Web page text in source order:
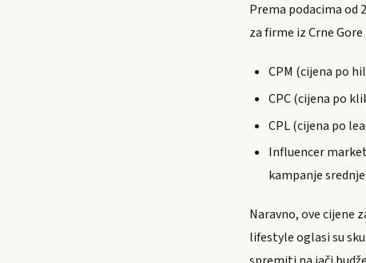
Prema podacima od
za firme iz Crne
CPM (cijena po
CPC (cijena po
CPL (cijena po
Influencer
kampanje
Naravno, ove cijene
lifestyle oglasi su